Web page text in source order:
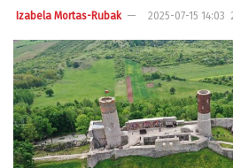
Izabela Mortas-Rubak 2025-07-15 14:03